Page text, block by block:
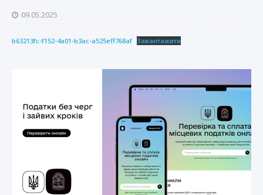
09.05.2025
b63213fc-f152-4a01-b3ac-a525eff768af Завантажити